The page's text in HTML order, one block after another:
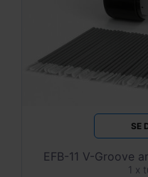
SE
EFB-11 V-Groove
1 x